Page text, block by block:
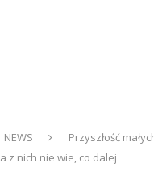
NEWS
Przyszłość
z nich nie wie, co dalej